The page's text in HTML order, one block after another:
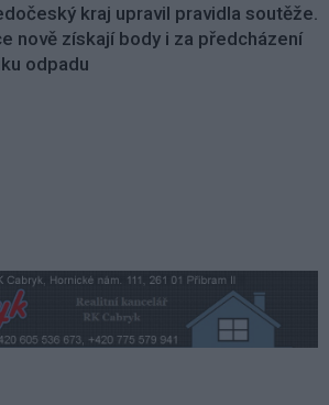
kraj upravil pravidla soutěže.
nově získají body i za předcházení
odpadu